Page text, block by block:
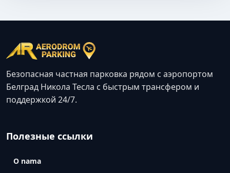
Безопасная частная парковка рядом с аэропортом
Белград Никола Тесла с быстрым трансфером и
поддержкой 24/7.
Полезные ссылки
O nama